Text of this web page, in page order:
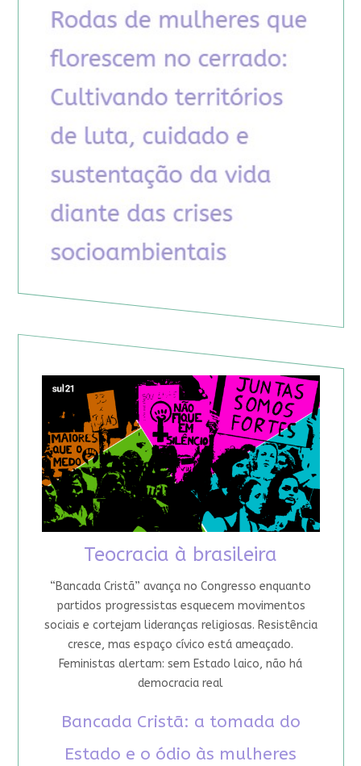
Teocracia à brasileira
“Bancada Cristã” avança no Congresso enquanto
partidos progressistas esquecem movimentos
sociais e cortejam lideranças religiosas. Resistência
cresce, mas espaço cívico está ameaçado.
Feministas alertam: sem Estado laico, não há
democracia real
Bancada Cristã: a tomada do
Estado e o ódio às mulheres